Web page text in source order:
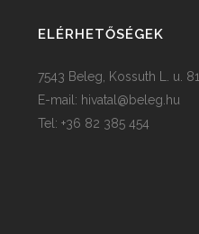
ELÉRHETŐSÉGEK
7543 Beleg, Kossuth L. u. 81.
E-mail: hivatal@beleg.hu
Tel: +36 82 385 454